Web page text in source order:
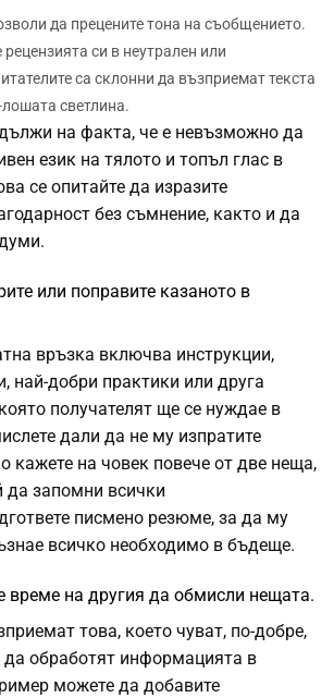
да прецените тона на съобщението.
си в неутрален или
са склонни да възприемат текста
светлина.
на факта, че е невъзможно да
език на тялото и топъл глас в
се опитайте да изразите
без съмнение, както и да
или поправите казаното в
връзка включва инструкции,
най-добри практики или друга
получателят ще се нуждае в
дали да не му изпратите
кажете на човек повече от две неща,
да запомни всички
писмено резюме, за да му
всичко необходимо в бъдеще.
време на другия да обмисли нещата.
това, което чуват, по-добре,
обработят информацията в
можете да добавите